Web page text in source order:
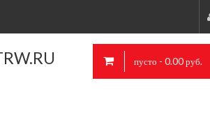
пусто - 0.00 руб.